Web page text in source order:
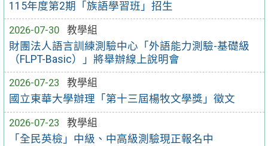
115年度第2期「族語學習班」招生
2026-07-30
教學組
財團法人語言訓練測驗中心「外語能力測驗-基礎級
（FLPT-Basic）」將舉辦線上說明會
2026-07-23
教學組
國立東華大學辦理「第十三屆楊牧文學獎」徵文
2026-07-23
教學組
「全民英檢」中級、中高級測驗現正報名中